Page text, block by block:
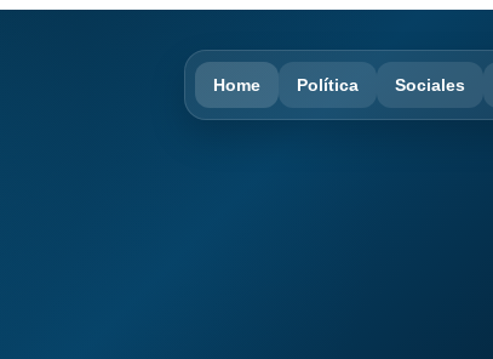
Home Política Sociales